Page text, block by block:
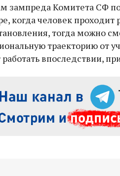
зампреда Комитета СФ
когда человек
тогда можно
траекторию от
впоследствии,